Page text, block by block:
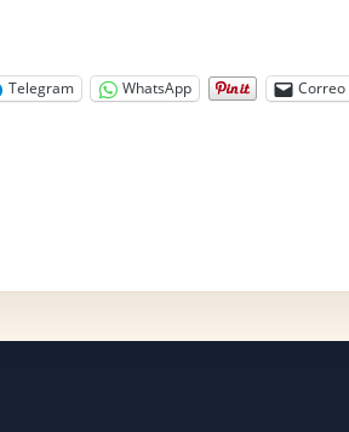
Telegram WhatsApp